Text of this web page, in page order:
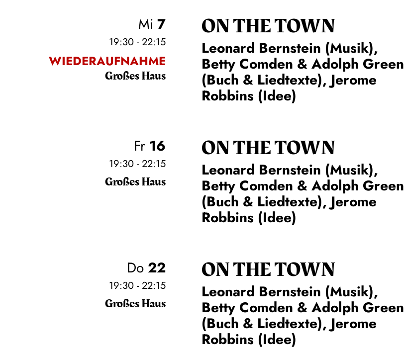
Mi 7
19:30 - 22:15
WIEDERAUFNAHME
Großes Haus
ON THE TOWN
Leonard Bernstein (Musik),
Betty Comden & Adolph Green
(Buch & Liedtexte), Jerome
Robbins (Idee)
Fr 16
19:30 - 22:15
Großes Haus
ON THE TOWN
Leonard Bernstein (Musik),
Betty Comden & Adolph Green
(Buch & Liedtexte), Jerome
Robbins (Idee)
Do22
19:30 - 22:15
Großes Haus
ON THE TOWN
Leonard Bernstein (Musik),
Betty Comden & Adolph Green
(Buch & Liedtexte), Jerome
Robbins (Idee)